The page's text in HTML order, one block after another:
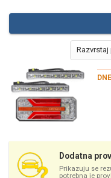
Dodatna
Prikazuju se
potrebna je